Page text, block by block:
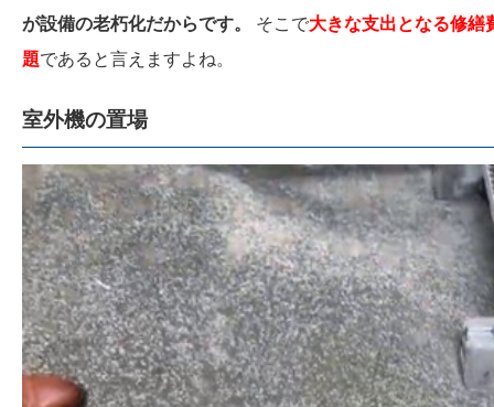
が設備の老朽化だからです。
そこで大きな支出となる修繕
題であると言えますよね。
室外機の置場